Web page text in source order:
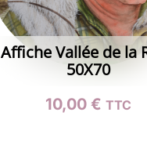
Affiche Vallée de la
50X70
10,00€ TTC